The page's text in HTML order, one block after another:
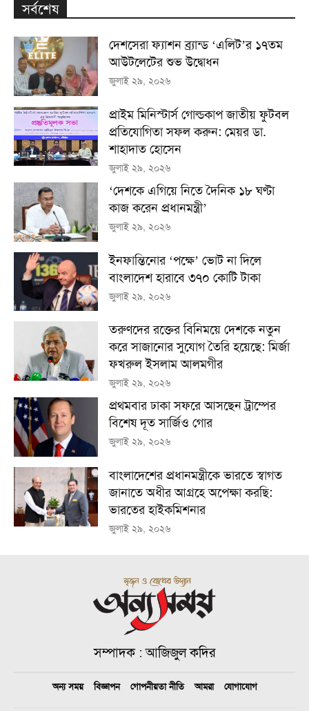
সর্বশেষ
দেশসেরা ফ্যাশন ব্র্যান্ড ‘এলিট’র ১৭তম
আউটলেটের শুভ উদ্বোধন
জুলাই ২৯, ২০২৬
প্রাইম মিনিস্টার্স গোল্ডকাপ জাতীয় ফুটবল
প্রতিযোগিতা সফল করুন: মেয়র ডা.
শাহাদাত হোসেন
জুলাই ২৯, ২০২৬
‘দেশকে এগিয়ে নিতে দৈনিক ১৮ ঘণ্টা
কাজ করেন প্রধানমন্ত্রী’
জুলাই ২৯, ২০২৬
ইনফান্তিনোর ‘পক্ষে’ ভোট না দিলে
বাংলাদেশ হারাবে ৩৭০ কোটি টাকা
জুলাই ২৯, ২০২৬
তরুণদের রক্তের বিনিময়ে দেশকে নতুন
করে সাজানোর সুযোগ তৈরি হয়েছে: মির্জা
ফখরুল ইসলাম আলমগীর
জুলাই ২৯, ২০২৬
প্রথমবার ঢাকা সফরে আসছেন ট্রাম্পের
বিশেষ দূত সার্জিও গোর
জুলাই ২৯, ২০২৬
বাংলাদেশের প্রধানমন্ত্রীকে ভারতে স্বাগত
জানাতে অধীর আগ্রহে অপেক্ষা কর‌ছি:
ভারতের হাইকমিশনার
জুলাই ২৯, ২০২৬
সম্পাদক : আজিজুল কদির
অন্য সময় বিজ্ঞাপন গোপনীয়তা নীতি আমরা যোগাযোগ